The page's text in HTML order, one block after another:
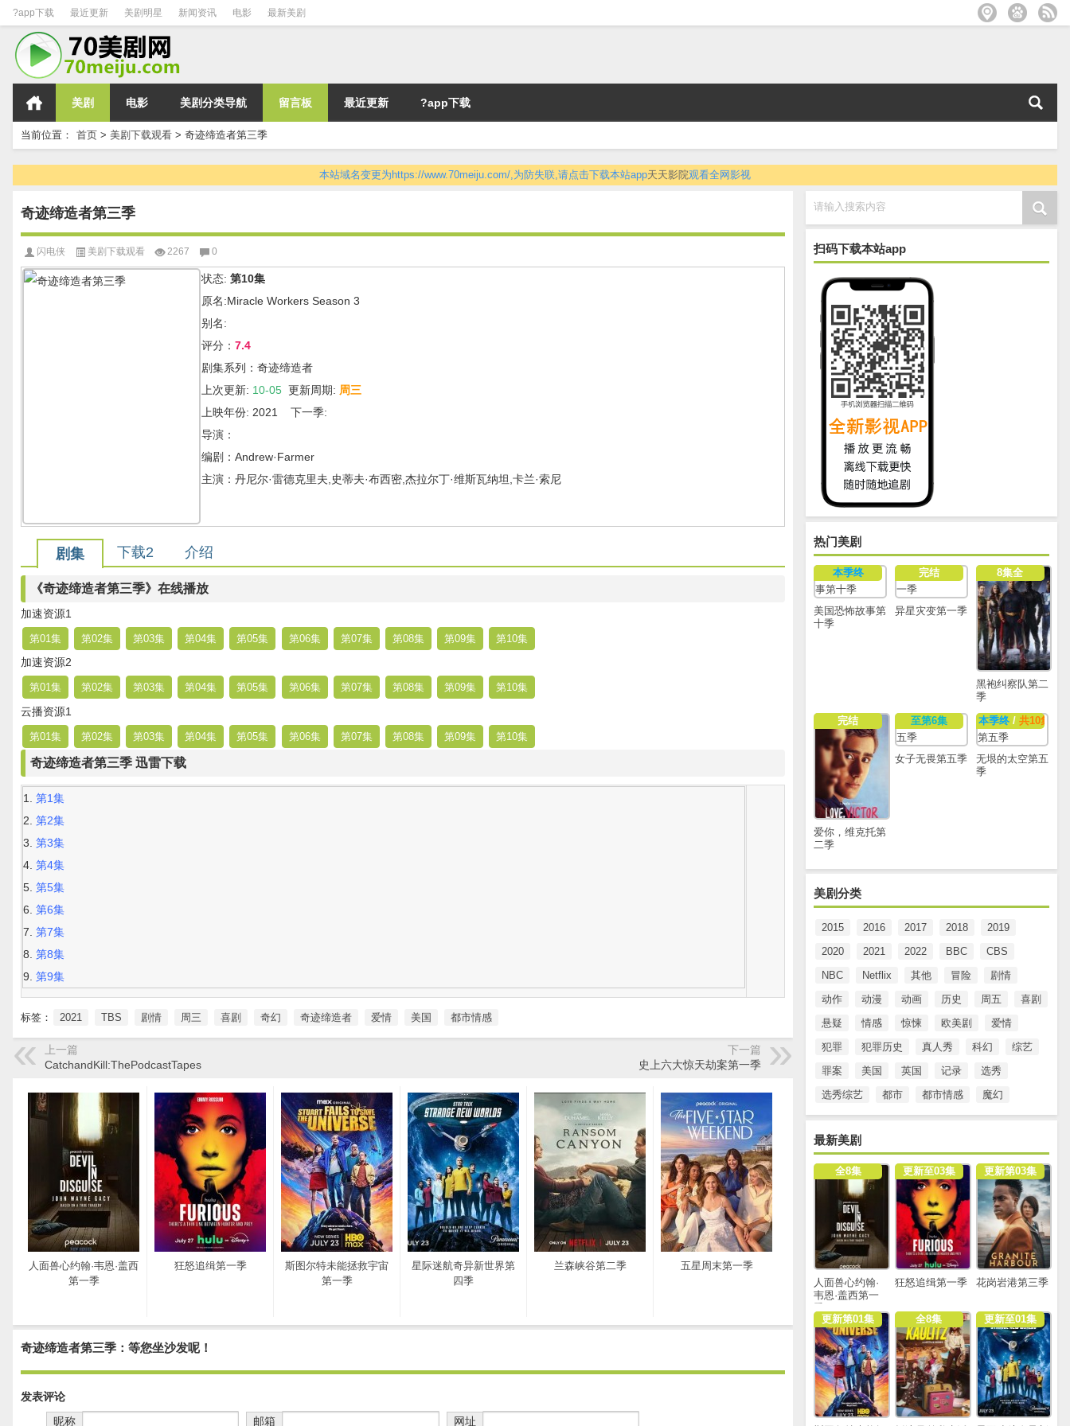
?app下载 最近更新 美剧明星 新闻资讯 电影 最新美剧
美剧 电影 美剧分类导航 留言板 最近更新 ?app下载
当前位置： 首页 > 美剧下载观看 > 奇迹缔造者第三季
本站域名变更为https://www.70meiju.com/,为防失联,请点击下载本站app天天影院观看全网影视
请输入搜索内容
扫码下载本站app
热门美剧
本季终
美国恐怖故事第
十季
完结
异星灾变第一季
8集全
黑袍纠察队第二
季
完结
爱你，维克托第
二季
至第6集
女子无畏第五季
本季终/ 共10集
无垠的太空第五
季
美剧分类
2015 2016 2017 2018
2019
2020
2021 2022 BBC
CBS
NBC
Netflix 其他 冒险
剧情
动作
动漫 动画 历史 周五
喜剧
悬疑
情感 惊悚 欧美剧
爱情
犯罪
犯罪历史 真人秀 科幻
综艺
罪案
美国 英国 记录
选秀
选秀综艺
都市 都市情感 魔幻
最新美剧
全8集
人面兽心约翰·
韦恩·盖西第一
季
更新至03集
狂怒追缉第一季
更新第03集
花岗岩港第三季
更新第01集 全8集 更新至01集
奇迹缔造者第三季
闪电侠 美剧下载观看 2267 0
状态: 第10集
原名:Miracle Workers Season 3
别名:
评分： 7.4
剧集系列：奇迹缔造者
上次更新: 10-05 更新周期: 周三
上映年份: 2021 下一季:
导演：
编剧：Andrew·Farmer
主演：丹尼尔·雷德克里夫,史蒂夫·布西密,杰拉尔丁·维斯瓦纳坦,卡兰·索尼
剧集 下载2 介绍
《奇迹缔造者第三季》在线播放
加速资源1
第01集 第02集 第03集 第04集 第05集 第06集 第07集 第08集 第09集 第10集
加速资源2
第01集 第02集 第03集 第04集 第05集 第06集 第07集 第08集 第09集 第10集
云播资源1
第01集 第02集 第03集 第04集 第05集 第06集 第07集 第08集 第09集 第10集
奇迹缔造者第三季 迅雷下载
第1集
第2集
第3集
第4集
第5集
第6集
第7集
第8集
第9集
标签： 2021 TBS 剧情 周三 喜剧 奇幻 奇迹缔造者 爱情 美国 都市情感
上一篇
CatchandKill:ThePodcastTapes
下一篇
史上六大惊天劫案第一季
人面兽心约翰·韦恩·盖西
第一季
狂怒追缉第一季
斯图尔特未能拯救宇宙
第一季
星际迷航奇异新世界第
四季
兰森峡谷第二季 五星周末第一季
奇迹缔造者第三季：等您坐沙发呢！
发表评论
昵称
邮箱 网址